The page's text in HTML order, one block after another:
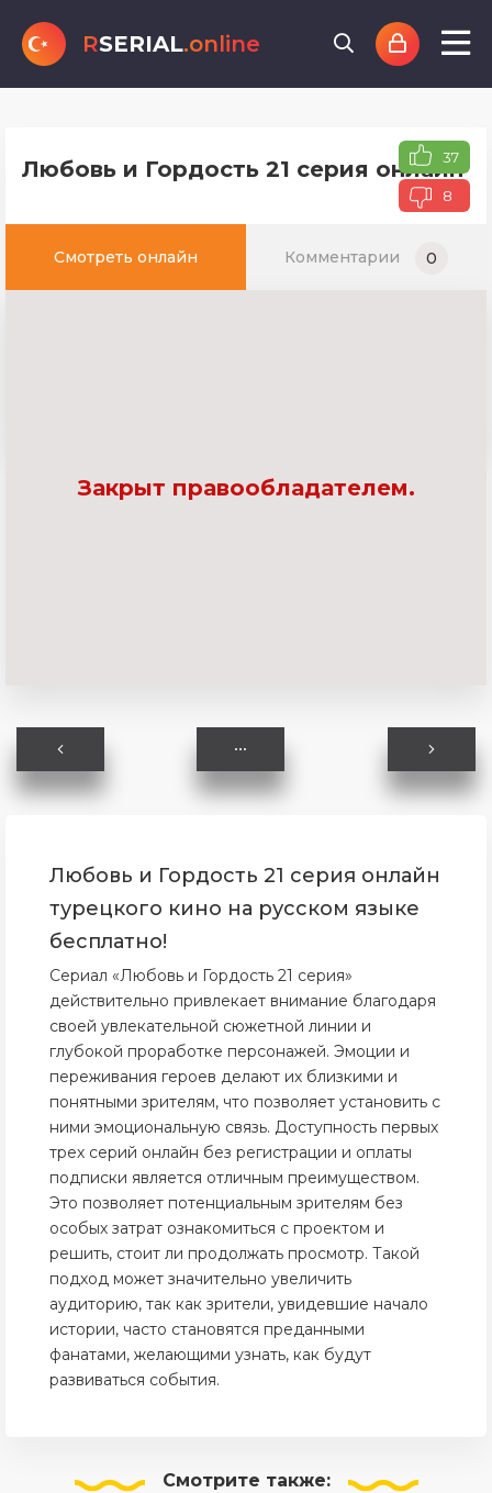
RSERIAL.online
Любовь и Гордость 21 серия онлайн
37
8
Смотреть онлайн Комментарии 0
Закрыт правообладателем.
Любовь и Гордость 21 серия онлайн
турецкого кино на русском языке
бесплатно!
Сериал «Любовь и Гордость 21 серия»
действительно привлекает внимание благодаря
своей увлекательной сюжетной линии и
глубокой проработке персонажей. Эмоции и
переживания героев делают их близкими и
понятными зрителям, что позволяет установить с
ними эмоциональную связь. Доступность первых
трех серий онлайн без регистрации и оплаты
подписки является отличным преимуществом.
Это позволяет потенциальным зрителям без
особых затрат ознакомиться с проектом и
решить, стоит ли продолжать просмотр. Такой
подход может значительно увеличить
аудиторию, так как зрители, увидевшие начало
истории, часто становятся преданными
фанатами, желающими узнать, как будут
развиваться события.
Смотрите также: